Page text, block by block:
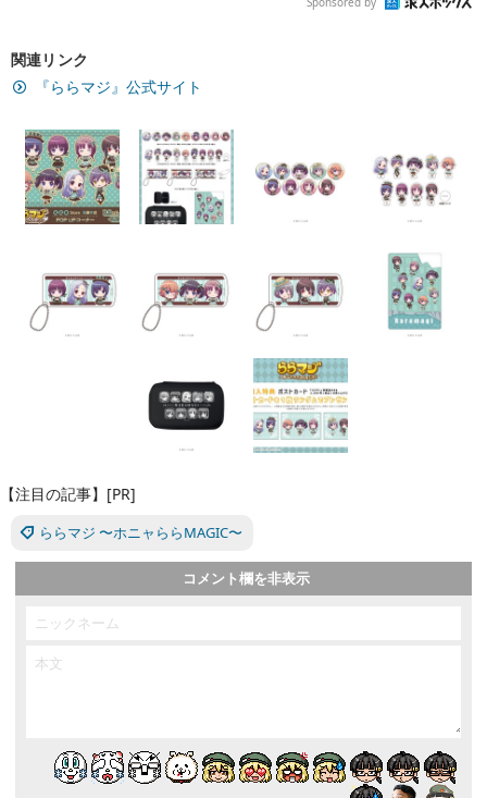
関連リンク
『ららマジ』公式サイト
【注目の記事】[PR]
ららマジ 〜ホニャららMAGIC〜
コメント欄を非表示